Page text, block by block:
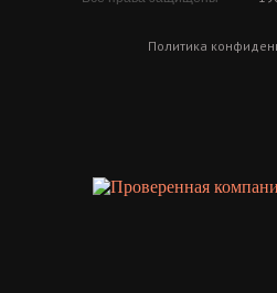
Политика